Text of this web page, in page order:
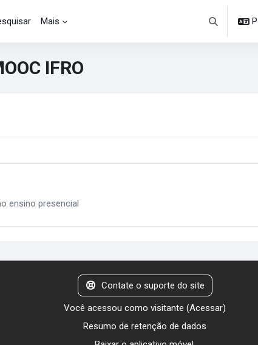
Mais
Alternar
IFRO
ensino presencial
Contate o suporte do site
Você acessou como visitante (Acessar)
Resumo de retenção de dados